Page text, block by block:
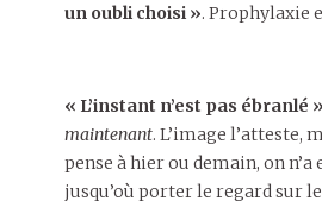
un oubli choisi ». Prophylaxie
« L’instant n’est pas ébranlé »
maintenant. L’image l’atteste,
pense à hier ou demain, on
jusqu’où porter le regard sur le